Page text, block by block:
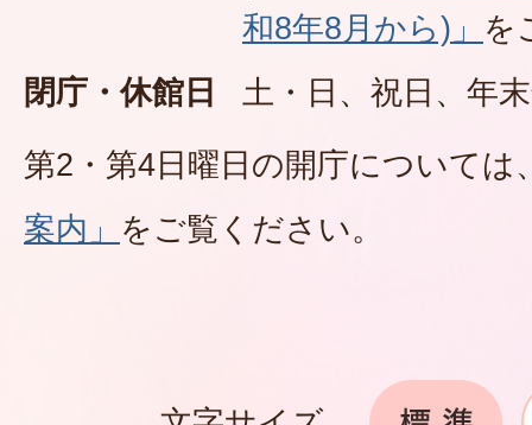
和8年8月から)」 を
閉庁・休館日
土・日、祝日、年
第2・第4日曜日の開庁については
案内」 をご覧ください。